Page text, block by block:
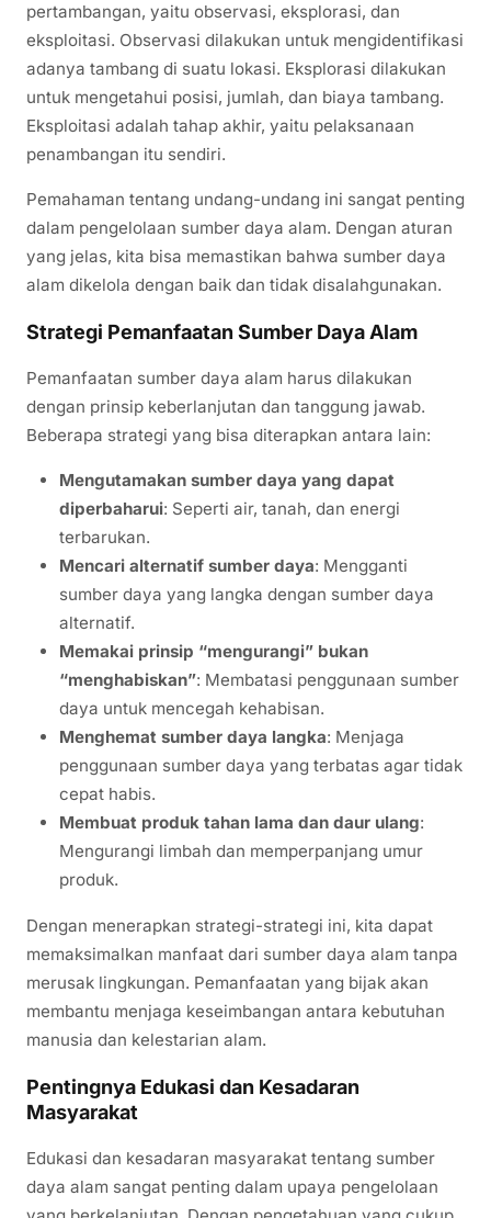
pertambangan, yaitu observasi, eksplorasi, dan
eksploitasi. Observasi dilakukan untuk mengidentifikasi
adanya tambang di suatu lokasi. Eksplorasi dilakukan
untuk mengetahui posisi, jumlah, dan biaya tambang.
Eksploitasi adalah tahap akhir, yaitu pelaksanaan
penambangan itu sendiri.
Pemahaman tentang undang-undang ini sangat penting
dalam pengelolaan sumber daya alam. Dengan aturan
yang jelas, kita bisa memastikan bahwa sumber daya
alam dikelola dengan baik dan tidak disalahgunakan.
Strategi Pemanfaatan Sumber Daya Alam
Pemanfaatan sumber daya alam harus dilakukan
dengan prinsip keberlanjutan dan tanggung jawab.
Beberapa strategi yang bisa diterapkan antara lain:
Mengutamakan sumber daya yang dapat
diperbaharui: Seperti air, tanah, dan energi
terbarukan.
Mencari alternatif sumber daya: Mengganti
sumber daya yang langka dengan sumber daya
alternatif.
Memakai prinsip “mengurangi” bukan
“menghabiskan”: Membatasi penggunaan sumber
daya untuk mencegah kehabisan.
Menghemat sumber daya langka: Menjaga
penggunaan sumber daya yang terbatas agar tidak
cepat habis.
Membuat produk tahan lama dan daur ulang:
Mengurangi limbah dan memperpanjang umur
produk.
Dengan menerapkan strategi-strategi ini, kita dapat
memaksimalkan manfaat dari sumber daya alam tanpa
merusak lingkungan. Pemanfaatan yang bijak akan
membantu menjaga keseimbangan antara kebutuhan
manusia dan kelestarian alam.
Pentingnya Edukasi dan Kesadaran
Masyarakat
Edukasi dan kesadaran masyarakat tentang sumber
daya alam sangat penting dalam upaya pengelolaan